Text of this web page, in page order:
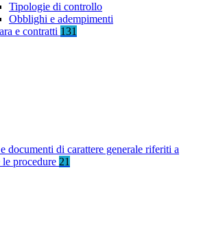
Tipologie di controllo
Obblighi e adempimenti
e contratti 131
documenti di carattere generale riferiti a
le procedure 21